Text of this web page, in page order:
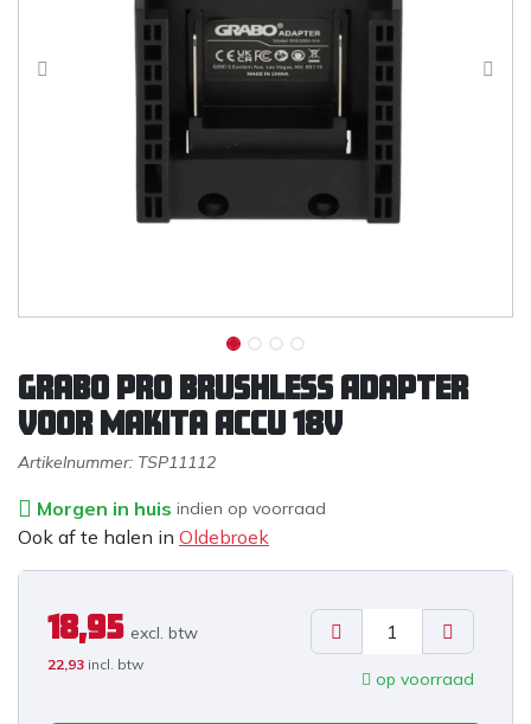
Grabo Pro Brushless Adapter
voor Makita Accu 18V
Artikelnummer: TSP11112
Morgen in huis indien op voorraad
Ook af te halen in Oldebroek
18,95 excl. btw
22,93 incl. btw
op voorraad